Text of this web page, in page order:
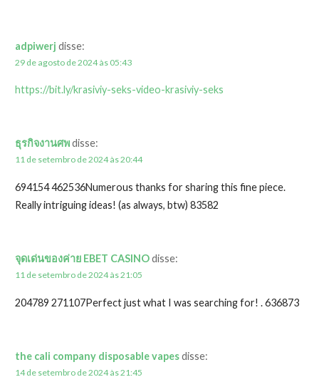
adpiwerj disse:
29 de agosto de 2024 às 05:43
https://bit.ly/krasiviy-seks-video-krasiviy-seks
ธุรกิจงานศพdisse:
11 de setembro de 2024 às 20:44
694154 462536Numerous thanks for sharing this fine piece.
Really intriguing ideas! (as always, btw) 83582
จุดเด่นของค่าย EBET CASINOdisse:
11 de setembro de 2024 às 21:05
204789 271107Perfect just what I was searching for! . 636873
the cali company disposable vapesdisse:
14 de setembro de 2024 às 21:45